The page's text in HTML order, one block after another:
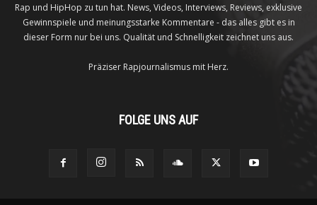
Rap und HipHop zu tun hat. News, Videos, Interviews, Reviews, exklusive
Gewinnspiele und meinungsstarke Kommentare - das alles gibt es in
dieser Form nur bei uns. Qualität und Schnelligkeit zeichnet uns aus.
Präziser Rapjournalismus mit Herz.
FOLGE UNS AUF